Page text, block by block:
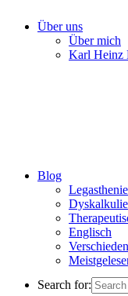
Über uns
Über mich
Karl Heinz
Blog
Legasthenie
Dyskalkulie
Englisch
Search for: